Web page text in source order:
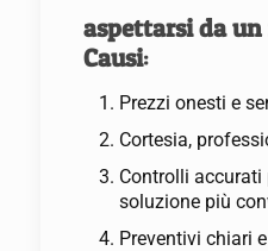
aspettarsi da
Causi:
Prezzi onesti e
Cortesia,
Controlli accurati
soluzione più
Preventivi chiari